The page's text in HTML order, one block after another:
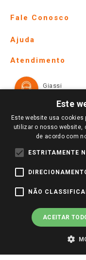
Fale Conosco
Lojas Físicas e Horários
Ofertas
Televendas
Notícias
Perguntas frequentes
Identidade Visual
Ajuda
Formas de Pagamento
Trocas e Devoluções
Atendimento
Giassi
Redes Sociais
Pagamento e
Este
Este website usa cookies
utilizar o nosso website,
de acordo com
ESTRITAMENTE
NÃO
ACEITAR